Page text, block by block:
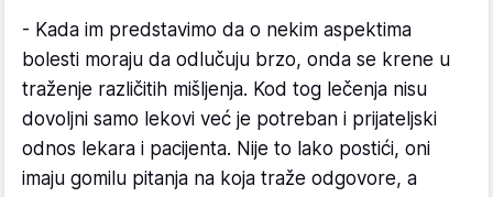
- Kada im predstavimo da o nekim aspektima
bolesti moraju da odlučuju brzo, onda se krene u
traženje različitih mišljenja. Kod tog lečenja nisu
dovoljni samo lekovi već je potreban i prijateljski
odnos lekara i pacijenta. Nije to lako postići, oni
imaju gomilu pitanja na koja traže odgovore, a